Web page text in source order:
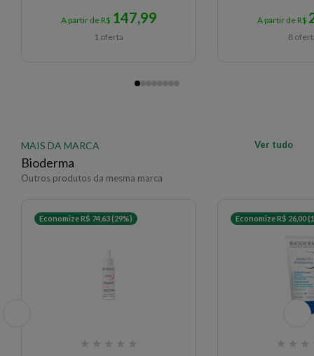
A partir de R$ 147,99
1 oferta
A partir de R$
8
MAIS DA MARCA
Bioderma
Outros produtos da mesma marca
Ver tudo
Economize R$ 74,63 (29%)
★ ★ ★ ★ ★
Economize R$ 26,00
★ ★ ★